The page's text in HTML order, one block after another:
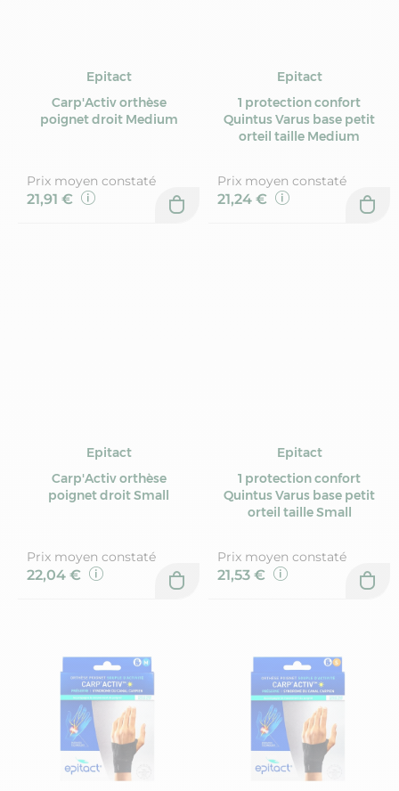
Epitact
Carp'Activ orthèse
poignet droit Medium
Prix moyen constaté
21,91 €
Epitact
1 protection confort
Quintus Varus base petit
orteil taille Medium
Prix moyen constaté
21,24 €
Epitact
Carp'Activ orthèse
poignet droit Small
Prix moyen constaté
22,04 €
Epitact
1 protection confort
Quintus Varus base petit
orteil taille Small
Prix moyen constaté
21,53 €